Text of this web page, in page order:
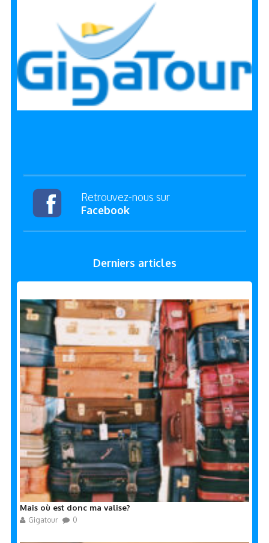
Retrouvez-nous sur
Facebook
Derniers articles
Mais où est donc ma valise?
Gigatour 0